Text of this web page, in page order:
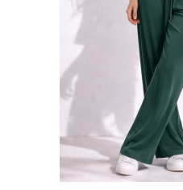
Costume de baie